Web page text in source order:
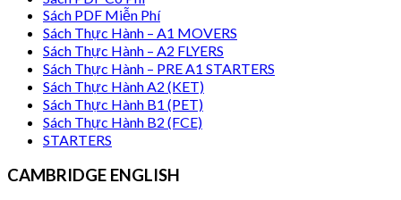
Sách PDF Miễn Phí
Sách Thực Hành – A1 MOVERS
Sách Thực Hành – A2 FLYERS
Sách Thực Hành – PRE A1 STARTERS
Sách Thực Hành A2 (KET)
Sách Thực Hành B1 (PET)
Sách Thực Hành B2 (FCE)
STARTERS
CAMBRIDGE ENGLISH